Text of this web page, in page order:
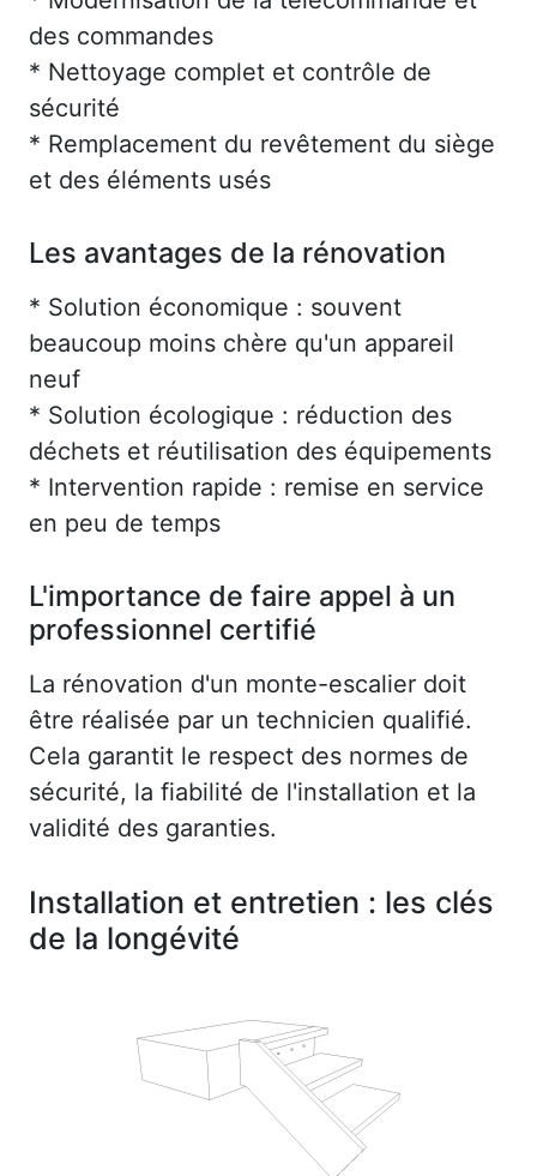
des commandes
* Nettoyage complet et contrôle de
sécurité
* Remplacement du revêtement du siège
et des éléments usés
Les avantages de la rénovation
* Solution économique : souvent
beaucoup moins chère qu'un appareil
neuf
* Solution écologique : réduction des
déchets et réutilisation des équipements
* Intervention rapide : remise en service
en peu de temps
L'importance de faire appel à un
professionnel certifié
La rénovation d'un monte-escalier doit
être réalisée par un technicien qualifié.
Cela garantit le respect des normes de
sécurité, la fiabilité de l'installation et la
validité des garanties.
Installation et entretien : les clés
de la longévité